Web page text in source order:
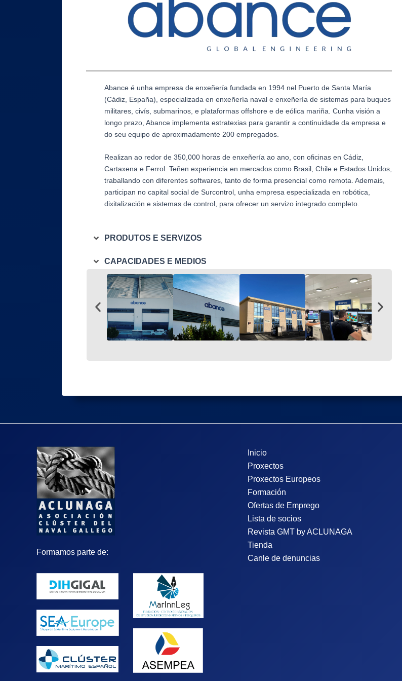
Abance é unha empresa de enxeñería fundada en 1994 nel Puerto de Santa María
(Cádiz, España), especializada en enxeñería naval e enxeñería de sistemas para buques
militares, civís, submarinos, e plataformas offshore e de eólica mariña. Cunha visión a
longo prazo, Abance implementa estratexias para garantir a continuidade da empresa e
do seu equipo de aproximadamente 200 empregados.
Realizan ao redor de 350,000 horas de enxeñería ao ano, con oficinas en Cádiz,
Cartaxena e Ferrol. Teñen experiencia en mercados como Brasil, Chile e Estados Unidos,
traballando con diferentes softwares, tanto de forma presencial como remota. Ademais,
participan no capital social de Surcontrol, unha empresa especializada en robótica,
dixitalización e sistemas de control, para ofrecer un servizo integrado completo.
PRODUTOS E SERVIZOS
CAPACIDADES E MEDIOS
Formamos parte de:
Inicio
Proxectos
Proxectos Europeos
Formación
Ofertas de Emprego
Lista de socios
Revista GMT by ACLUNAGA
Tienda
Canle de denuncias